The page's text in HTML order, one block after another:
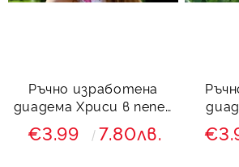
Ръчно изработена
диадема Хриси в пепел
от рози
€3.99 7.80лв.